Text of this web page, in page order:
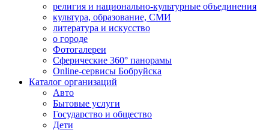
религия и национально-культурные объединения
культура, образование, СМИ
литература и искусство
о городе
Фотогалереи
Сферические 360° панорамы
Online-сервисы Бобруйска
Каталог организаций
Авто
Бытовые услуги
Государство и общество
Дети